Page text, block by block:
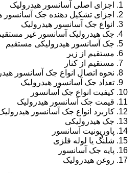
اجزای اصلی آسانسور هیدرولیک
اجزای تشکیل دهنده جک آسانسور
انواع جک آسانسور هیدرولیک
جک هیدرولیک آسانسور غیر
جک آسانسور هیدرولیکی مستقیم
مستقیم از زیر
مستقیم از کنار
نحوه اتصال انواع جک آسانسور
تعداد جک آسانسور هیدرولیک
کیفیت انواع جک آسانسور
قیمت جک آسانسور هیدرولیک
کاربرد انواع جک آسانسور
جک هیدرولیکی
پاوریونیت آسانسور
شلنگ یا لوله فلزی
پایه جک آسانسور
روغن هیدرولیک